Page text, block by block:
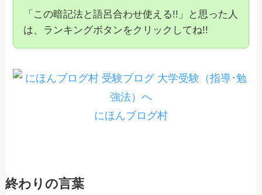
「この暗記法と語呂合わせ使える!!」と思った人
は、ランキングボタンをクリックしてね!!
にほんブログ村
終わりの言葉